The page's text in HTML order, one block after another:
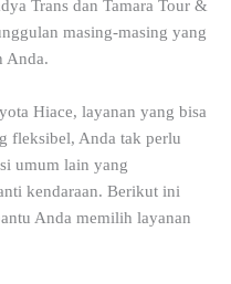
Trans dan Tamara Tour &
masing-masing yang
Anda.
Hiace, layanan yang bisa
fleksibel, Anda tak perlu
umum lain yang
kendaraan. Berikut ini
Anda memilih layanan